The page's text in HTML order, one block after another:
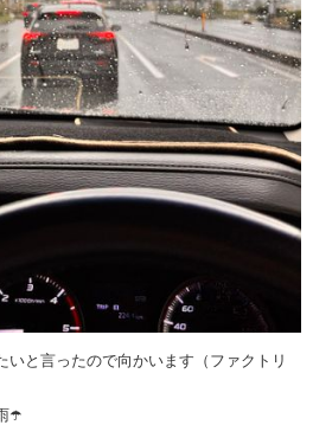
いと言ったので向かいます（ファクトリ
☂️